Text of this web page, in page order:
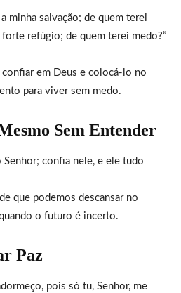
minha salvação; de quem terei
refúgio; de quem terei medo?”
em Deus e colocá-lo no
para viver sem medo.
Sem Entender
Senhor; confia nele, e ele tudo
que podemos descansar no
o futuro é incerto.
Paz
pois só tu, Senhor, me